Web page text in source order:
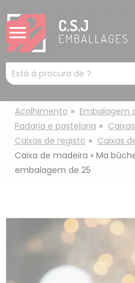
Mots
clés
:
Acolhimento
Embalagem
Padaria e pastelaria
Caixas de registo
Caixas
Caixa de madeira « Ma bûche
embalagem de 25